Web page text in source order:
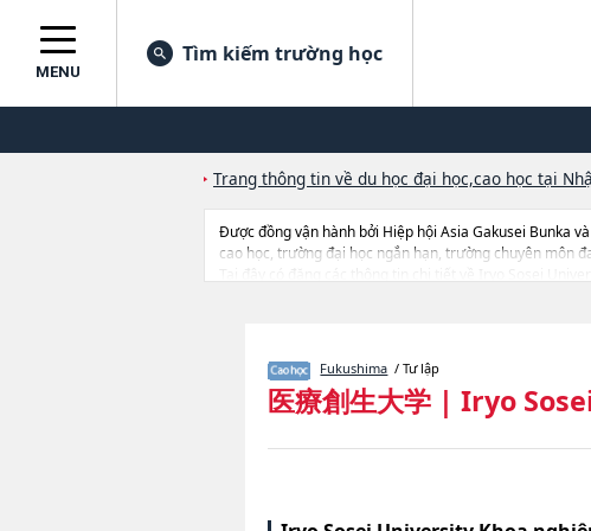
MENU
Tìm kiếm trường học
Trang thông tin về du học đại học,cao học tại
Được đồng vận hành bởi Hiệp hội Asia Gakusei Bunka
cao học, trường đại học ngắn hạn, trường chuyên môn
Tại đây có đăng các thông tin chi tiết về Iryo Sosei
Fukushima / Tư lập
医療創生大学 | Iryo